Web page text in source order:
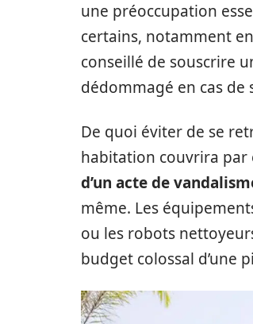
une préoccupation
certains, notamment
conseillé de souscrire
dédommagé en cas
De quoi éviter de se
habitation couvrira par
d’un acte de
même. Les
ou les robots
budget colossal d’une